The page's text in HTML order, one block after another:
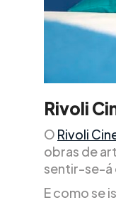
Rivoli
O Rivoli
obras de
sentir-se-á
E como se